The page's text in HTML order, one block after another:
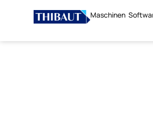
Maschinen